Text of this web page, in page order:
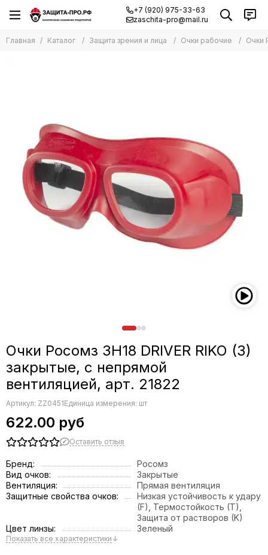
+7 (920) 975-33-63
zaschita-pro@mail.ru
Главная Каталог Защита зрения и лица Очки рабочие Очки
Очки Росомз ЗН18 DRIVER RIKO (3)
закрытые, с непрямой
вентиляцией, арт. 21822
Артикул: ZZ0451Единица измерения: шт
622.00 руб
Оставить отзыв
Бренд:
Росомз
Вид очков:
Закрытые
Вентиляция:
Прямая вентиляция
Защитные свойства очков:
Низкая устойчивость к удару
(F), Термостойкость (T),
Защита от растворов (K)
Цвет линзы:
Зеленый
Показать все характеристики ↓